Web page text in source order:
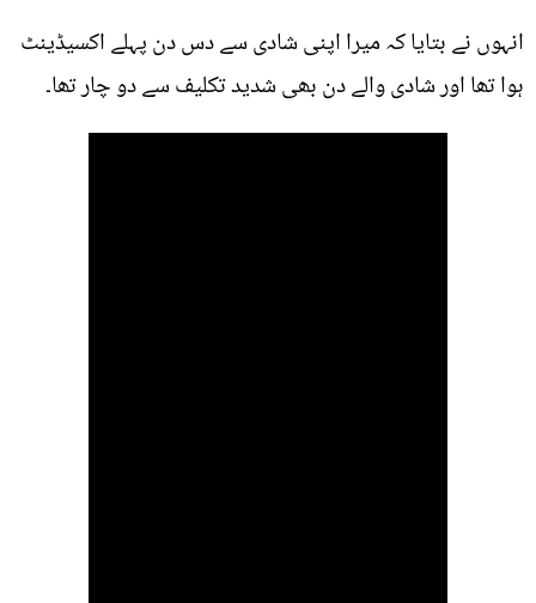
انہوں نے بتایا کہ میرا اپنی شادی سے دس دن پہلے اکسیڈینٹ
ہوا تھا اور شادی والے دن بھی شدید تکلیف سے دو چار تھا۔